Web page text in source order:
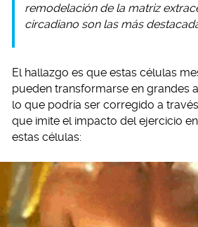
remodelación de la matriz
circadiano son las más
El hallazgo es que estas células
pueden transformarse en grandes
lo que podría ser corregido a
que imite el impacto del ejercicio
estas células: